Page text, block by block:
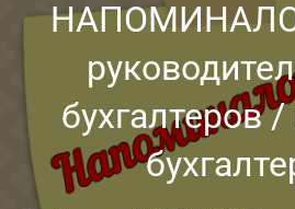
бухгалтеров